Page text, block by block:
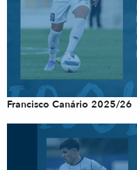
Francisco Canário 2025/26